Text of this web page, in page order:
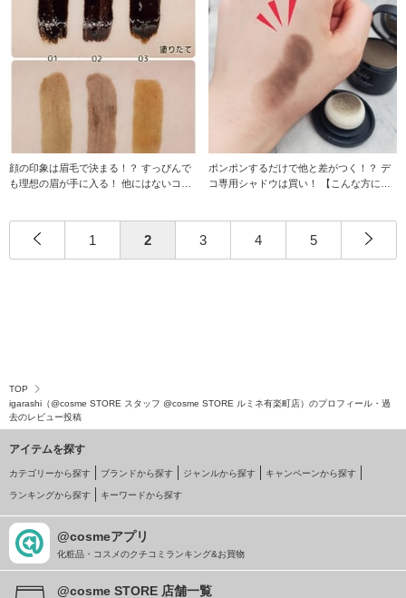
顔の印象は眉毛で決まる！？ すっぴんで
も理想の眉が手に入る！ 他にはないコス
ポンポンするだけで他と差がつく！？ デ
コ専用シャドウは買い！ 【こんな方にオ
1 2 3 4 5
TOP
igarashi（@cosme STORE スタッフ @cosme STORE ルミネ有楽町店）のプロフィール・過
去のレビュー投稿
アイテムを探す
カテゴリーから探す ブランドから探す ジャンルから探す キャンペーンから探す
ランキングから探す キーワードから探す
@cosmeアプリ
化粧品・コスメのクチコミランキング&お買物
@cosme STORE 店舗一覧